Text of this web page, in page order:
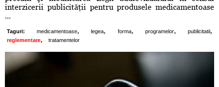
interzicerii publicităţii pentru produsele medicamentoase
...
Taguri: medicamentoase, legea, forma, programelor, publicitatii,
reglementare, tratamentelor